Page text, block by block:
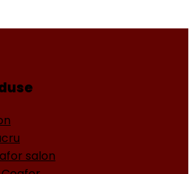
salon